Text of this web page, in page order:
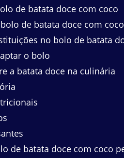
de batata doce com coco
de batata doce com
no bolo de batata
o bolo
a batata doce na culinária
de batata doce com coco